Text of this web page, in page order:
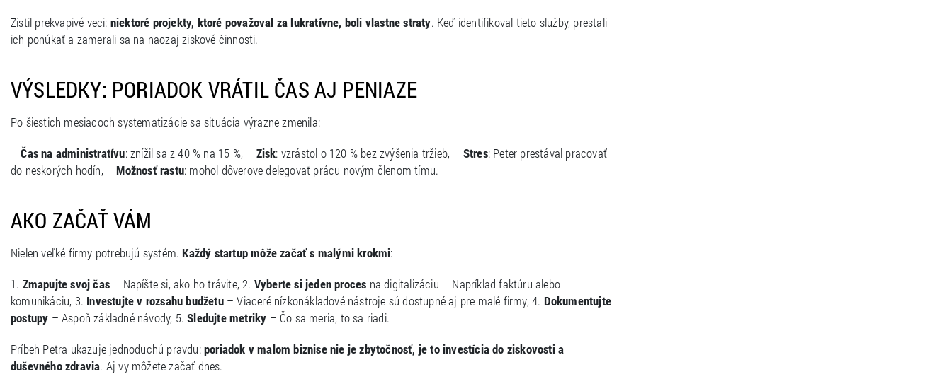
Zistil prekvapivé veci: niektoré projekty, ktoré považoval za lukratívne, boli vlastne straty. Keď identifikoval tieto služby, prestali
ich ponúkať a zamerali sa na naozaj ziskové činnosti.
VÝSLEDKY: PORIADOK VRÁTIL ČAS AJ PENIAZE
Po šiestich mesiacoch systematizácie sa situácia výrazne zmenila:
–Čas na administratívu: znížil sa z 40 % na 15 %, – Zisk: vzrástol o 120 % bez zvýšenia tržieb, – Stres: Peter prestával pracovať
do neskorých hodín, –Možnosť rastu: mohol dôverove delegovať prácu novým členom tímu.
AKO ZAČAŤ VÁM
Nielen veľké firmy potrebujú systém. Každý startup môže začať s malými krokmi:
1. Zmapujte svoj čas – Napíšte si, ako ho trávite, 2. Vyberte si jeden proces na digitalizáciu – Napríklad faktúru alebo
komunikáciu, 3. Investujte v rozsahu budžetu– Viaceré nízkonákladové nástroje sú dostupné aj pre malé firmy, 4. Dokumentujte
postupy – Aspoň základné návody, 5.Sledujte metriky – Čo sa meria, to sa riadi.
Príbeh Petra ukazuje jednoduchú pravdu:poriadok v malom biznise nie je zbytočnosť, je to investícia do ziskovosti a
duševného zdravia. Aj vy môžete začať dnes.